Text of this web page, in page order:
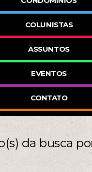
COLUNISTAS
ASSUNTOS
EVENTOS
CONTATO
da busca